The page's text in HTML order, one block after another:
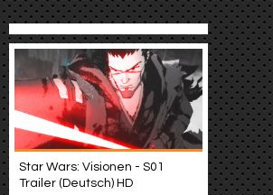
Star Wars: Visionen - S01
Trailer (Deutsch) HD